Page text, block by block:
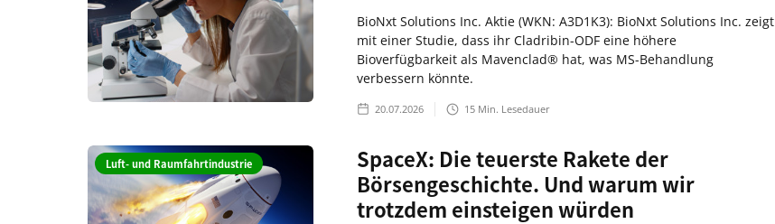
BioNxt Solutions Inc. Aktie (WKN: A3D1K3): BioNxt Solutions Inc. zeigt
mit einer Studie, dass ihr Cladribin-ODF eine höhere
Bioverfügbarkeit als Mavenclad® hat, was MS-Behandlung
verbessern könnte.
20.07.2026 15 Min. Lesedauer
Luft- und Raumfahrtindustrie
SpaceX: Die teuerste Rakete der
Börsengeschichte. Und warum wir
trotzdem einsteigen würden